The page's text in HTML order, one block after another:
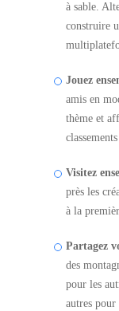
à sable.
construire
Jouez
amis en
thème et
Visitez
près les
à la
Partagez
des
pour les
autres